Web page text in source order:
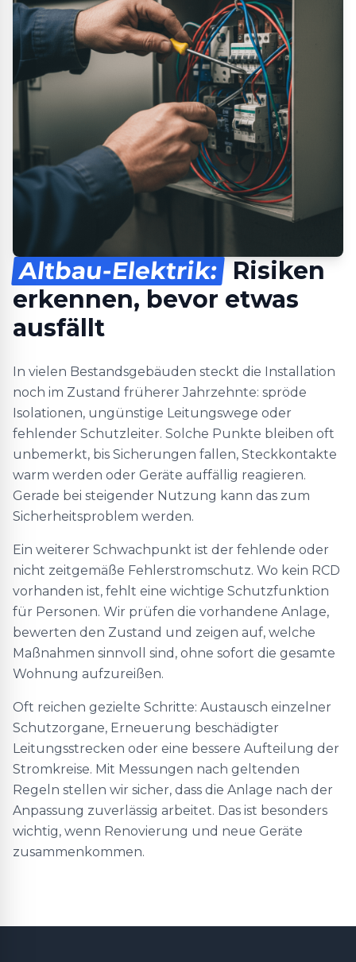
Altbau-Elektrik: Risiken
erkennen, bevor etwas
ausfällt
In vielen Bestandsgebäuden steckt die Installation
noch im Zustand früherer Jahrzehnte: spröde
Isolationen, ungünstige Leitungswege oder
fehlender Schutzleiter. Solche Punkte bleiben oft
unbemerkt, bis Sicherungen fallen, Steckkontakte
warm werden oder Geräte auffällig reagieren.
Gerade bei steigender Nutzung kann das zum
Sicherheitsproblem werden.
Ein weiterer Schwachpunkt ist der fehlende oder
nicht zeitgemäße Fehlerstromschutz. Wo kein RCD
vorhanden ist, fehlt eine wichtige Schutzfunktion
für Personen. Wir prüfen die vorhandene Anlage,
bewerten den Zustand und zeigen auf, welche
Maßnahmen sinnvoll sind, ohne sofort die gesamte
Wohnung aufzureißen.
Oft reichen gezielte Schritte: Austausch einzelner
Schutzorgane, Erneuerung beschädigter
Leitungsstrecken oder eine bessere Aufteilung der
Stromkreise. Mit Messungen nach geltenden
Regeln stellen wir sicher, dass die Anlage nach der
Anpassung zuverlässig arbeitet. Das ist besonders
wichtig, wenn Renovierung und neue Geräte
zusammenkommen.